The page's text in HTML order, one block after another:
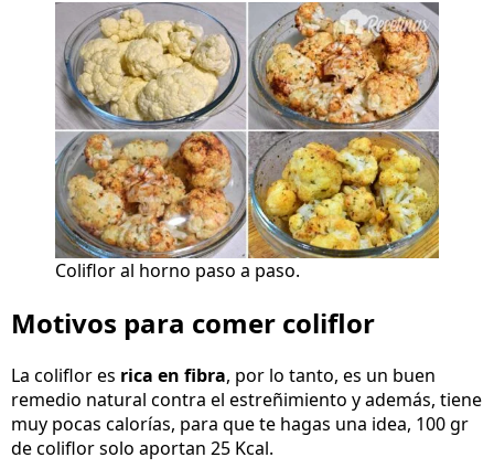
Coliflor al horno paso a paso.
Motivos para comer coliflor
La coliflor es rica en fibra, por lo tanto, es un buen
remedio natural contra el estreñimiento y además, tiene
muy pocas calorías, para que te hagas una idea, 100 gr
de coliflor solo aportan 25 Kcal.